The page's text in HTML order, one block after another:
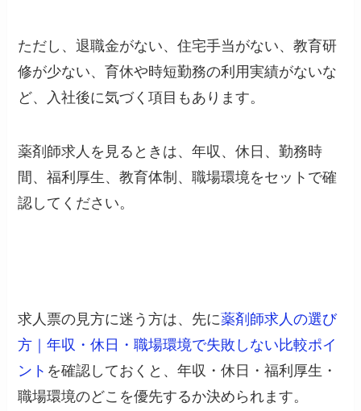
ただし、退職金がない、住宅手当がない、教育研
修が少ない、育休や時短勤務の利用実績がないな
ど、入社後に気づく項目もあります。
薬剤師求人を見るときは、年収、休日、勤務時
間、福利厚生、教育体制、職場環境をセットで確
認してください。
求人票の見方に迷う方は、先に薬剤師求人の選び
方｜年収・休日・職場環境で失敗しない比較ポイ
ント を確認しておくと、年収・休日・福利厚生・
職場環境のどこを優先するか決められます。